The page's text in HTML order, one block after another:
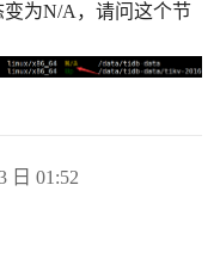
变为N/A，请问这个节
日 01:52